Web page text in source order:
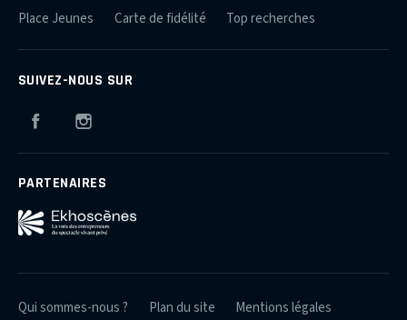
Place Jeunes
Carte de fidélité Top recherches
SUIVEZ-NOUS SUR
Facebook
PARTENAIRES
Qui sommes-nous ? Plan du site Mentions légales